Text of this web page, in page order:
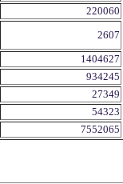
220060
2607
1404627
934245
27349
54323
7552065